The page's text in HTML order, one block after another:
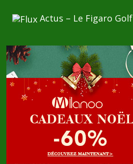
Actus – Le Figaro Golf